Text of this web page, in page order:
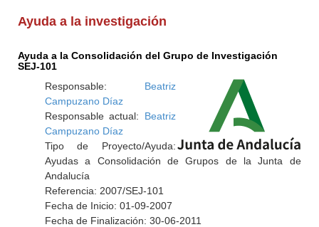
Ayuda a la investigación
Ayuda a la Consolidación del Grupo de Investigación
SEJ-101
Responsable: Beatriz
Campuzano Díaz
Responsable actual: Beatriz
Campuzano Díaz
Tipo de Proyecto/Ayuda:
Ayudas a Consolidación de Grupos de la Junta de
Andalucía
Referencia: 2007/SEJ-101
Fecha de Inicio: 01-09-2007
Fecha de Finalización: 30-06-2011